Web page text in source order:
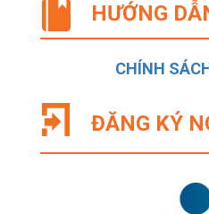
HƯỚNG
CHÍNH
ĐĂNG KÝ